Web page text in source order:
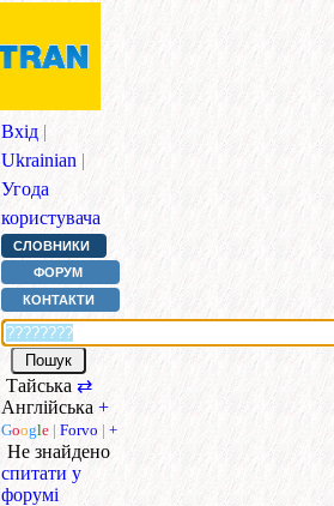
Вхід |
Ukrainian |
Угода
користувача
СЛОВНИКИ
ФОРУМ
КОНТАКТИ
Тайська ⇄
Англійська +
Google | Forvo | +
Не знайдено
спитати у
форумі